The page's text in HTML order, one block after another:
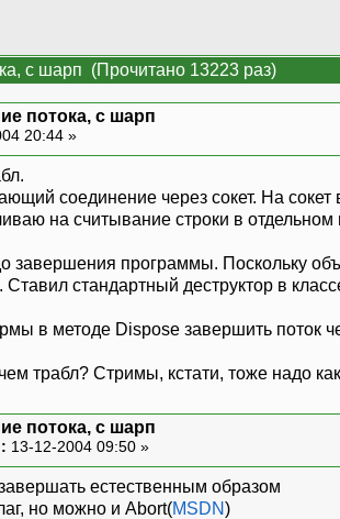
с шарп (Прочитано 13223 раз)
потока, с шарп
20:44 »
соединение через сокет. На
на считывание строки в отдельном
завершения программы. Поскольку
стандартный деструктор в
в методе Dispose завершить поток
трабл? Стримы, кстати, тоже надо
потока, с шарп
13-12-2004 09:50 »
естественным образом
но можно и Abort(MSDN)